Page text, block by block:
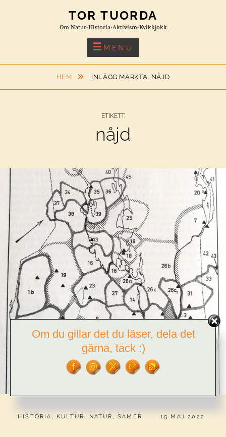
TOR TUORDA
Om Natur-Historia-Aktivism-Kvikkjokk
MENU
HEM INLÄGG MÄRKTA NÅJD
ETIKETT:
nåjd
CATEGORIES:
HISTORIA , KULTUR , NATUR ,SAMER PUBLICERAT
15 MAJ 2022
Om du gillar det du läser, dela det
gärna, tack :)